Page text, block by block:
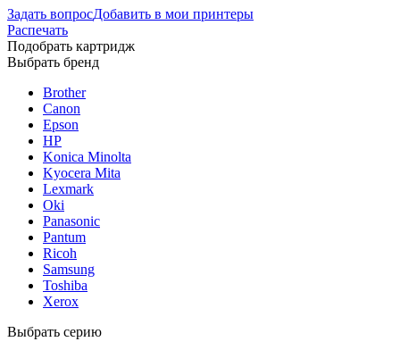
Задать вопросДобавить в мои принтеры
Распечать
Подобрать картридж
Выбрать бренд
Brother
Canon
Epson
HP
Konica Minolta
Kyocera Mita
Lexmark
Oki
Panasonic
Pantum
Ricoh
Samsung
Toshiba
Xerox
Выбрать серию